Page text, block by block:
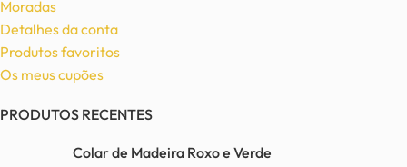
Moradas
Detalhes da conta
Produtos favoritos
Os meus cupões
PRODUTOS RECENTES
Colar de Madeira Roxo e Verde